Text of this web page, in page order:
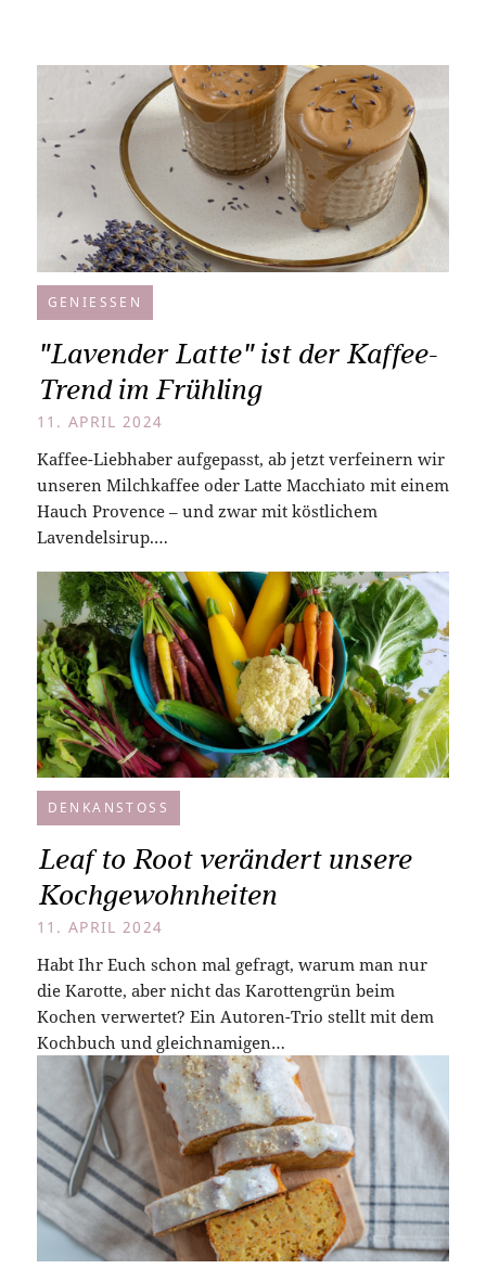
GENIESSEN
"Lavender Latte" ist der Kaffee-
Trend im Frühling
11. APRIL 2024
Kaffee-Liebhaber aufgepasst, ab jetzt verfeinern wir
unseren Milchkaffee oder Latte Macchiato mit einem
Hauch Provence – und zwar mit köstlichem
Lavendelsirup.…
DENKANSTOSS
Leaf to Root verändert unsere
Kochgewohnheiten
11. APRIL 2024
Habt Ihr Euch schon mal gefragt, warum man nur
die Karotte, aber nicht das Karottengrün beim
Kochen verwertet? Ein Autoren-Trio stellt mit dem
Kochbuch und gleichnamigen…